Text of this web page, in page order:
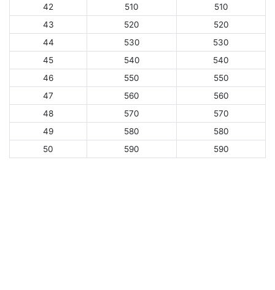
42
510
510
43
520
520
44
530
530
45
540
540
46
550
550
47
560
560
48
570
570
49
580
580
50
590 590